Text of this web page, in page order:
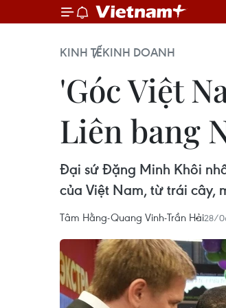
KINH TẾKINH DOANH
'Góc Việt
Liên bang
Đại sứ Đặng Minh Khôi
của Việt Nam, từ trái cây,
Tâm Hằng-Quang Vinh-Trần Hải28/